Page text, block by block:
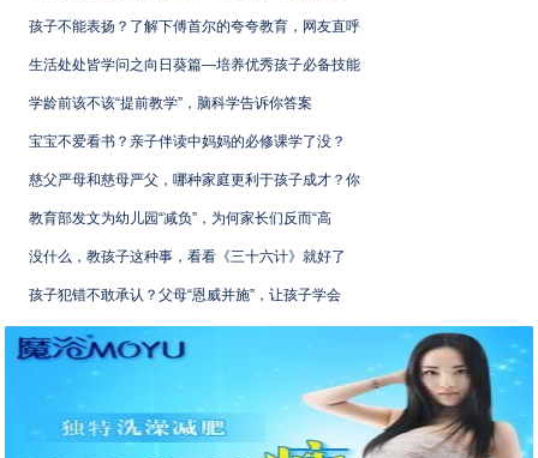
孩子不能表扬？了解下傅首尔的夸夸教育，网友直呼
生活处处皆学问之向日葵篇—培养优秀孩子必备技能
学龄前该不该“提前教学”，脑科学告诉你答案
宝宝不爱看书？亲子伴读中妈妈的必修课学了没？
慈父严母和慈母严父，哪种家庭更利于孩子成才？你
教育部发文为幼儿园“减负”，为何家长们反而“高
没什么，教孩子这种事，看看《三十六计》就好了
孩子犯错不敢承认？父母“恩威并施”，让孩子学会